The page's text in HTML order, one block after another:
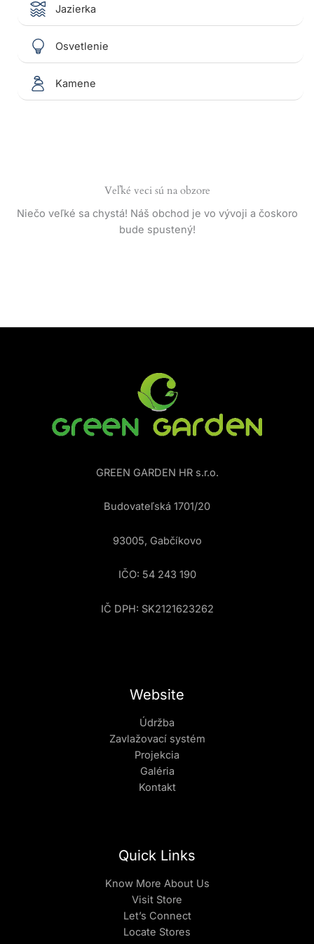
Jazierka
Osvetlenie
Kamene
Veľké veci sú na obzore
Niečo veľké sa chystá! Náš obchod je vo vývoji a čoskoro
bude spustený!
GREEN GARDEN HR s.r.o.
Budovateľská 1701/20
93005, Gabčíkovo
IČO: 54 243 190
IČ DPH: SK2121623262
Website
Údržba
Zavlažovací systém
Projekcia
Galéria
Kontakt
Quick Links
Know More About Us
Visit Store
Let’s Connect
Locate Stores